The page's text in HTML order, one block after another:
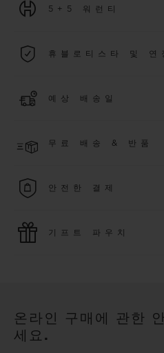
5+5 워런티
용됩니다.휴블로티스타 및 연
에 대해5 년 추가 워런티 혜택
더 알아보기
예상 배송일
다. *재고 상황에 따라 달라질 수 있
무료 배송 & 반품
을 누려보세요
안전한 결제
모든 제품은 빠르고 안전하게 결
기프트 파우치
온라인 구매에 관한
세요.